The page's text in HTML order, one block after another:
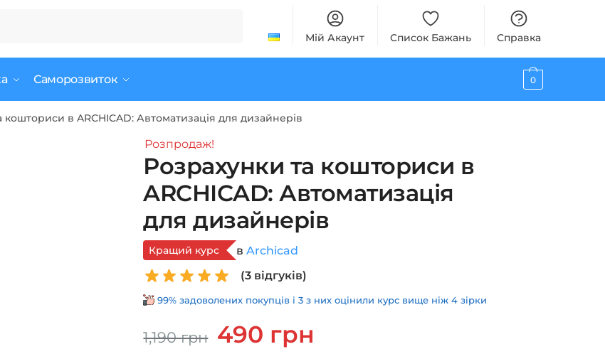
Мій Акаунт Список Бажань Справка
Саморозвиток 0
кошториси в ARCHICAD: Автоматизація для дизайнерів
Розпродаж!
Розрахунки та кошториси в
ARCHICAD: Автоматизація
для дизайнерів
Кращий курс вArchicad
(3 відгуків)
99% задоволених покупців і 3 з них оцінили курс вище ніж 4 зірки
1,190грн
Оригінальна
ціна:
490 грн